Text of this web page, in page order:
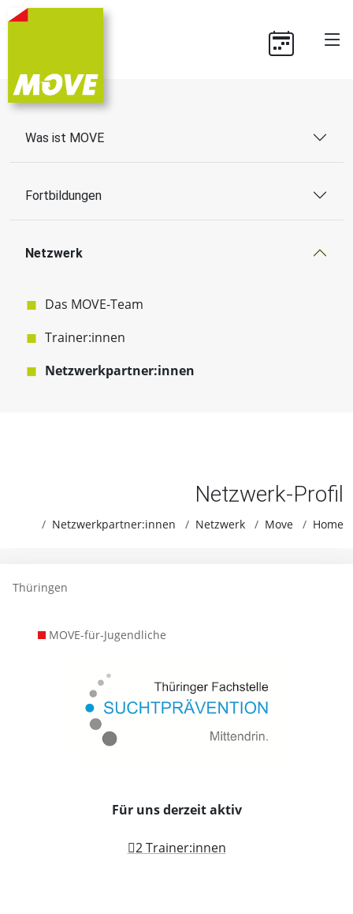
Was ist MOVE
Fortbildungen
Netzwerk
Das MOVE-Team
Trainer:innen
Netzwerkpartner:innen
Netzwerk-Profil
Netzwerkpartner:innen Netzwerk Move Home
Thüringen
MOVE-für-Jugendliche
Für uns derzeit aktiv
2 Trainer:innen